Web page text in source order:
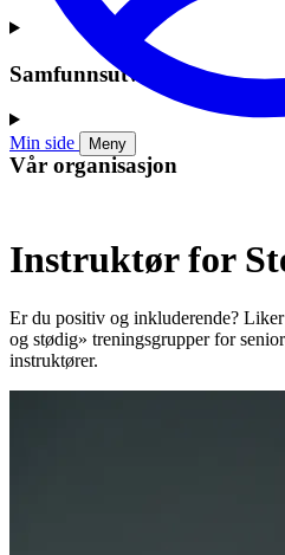
Min side Meny
Samfunnsutvikling
Vår organisasjon
Instruktør for
Er du positiv og inkluderende?
og stødig» treningsgrupper for
instruktører.